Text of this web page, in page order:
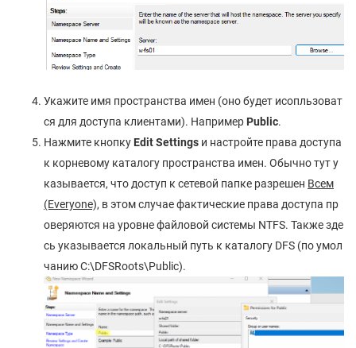
Укажите имя пространства имен (оно будет исопльзоват
ся для доступа клиентами). Например Public.
Нажмите кнопку EditSettings и настройте права доступа
к корневому каталогу пространства имен. Обычно тут у
казывается, что доступ к сетевой папке разрешен Всем
(Everyone), в этом случае фактические права доступа пр
оверяются на уровне файловой системы NTFS. Также зде
сь указывается локальный путь к каталогу DFS (по умол
чанию C:\DFSRoots\Public).